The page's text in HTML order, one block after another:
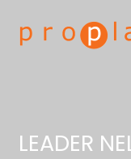
LEADER